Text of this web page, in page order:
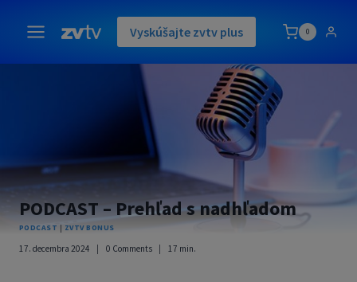
content
Vyskúšajte zvtv plus 0
PODCAST – Prehľad s nadhľadom
PODCAST | ZVTV BONUS
17. decembra 2024 0 Comments 17 min.